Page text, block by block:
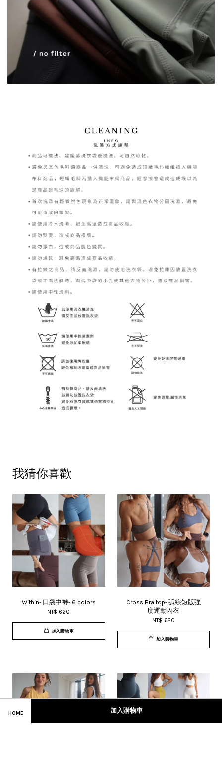
HOME 加入購物車
我猜你喜歡
Within- 口袋中褲- 6 colors
NT$ 620
加入購物車
Cross Bra top- 弧線短版強
度運動內衣
NT$ 620
加入購物車